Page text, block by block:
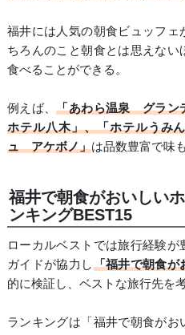
福井には人気の朝食ビュッフェ
ちろんのこと朝食とは思えな
食べることができる。
例えば、「あわら温泉 グラン
ホテル八木」、「ホテルうみ
ュ アケボノ」は品数豊富で味
福井で朝食がおいしい
ンキングBEST15
ローカルベストでは旅行経験
ガイドが協力し「福井で朝食が
的に検証し、ベストな旅行先を
ランキングは「福井で朝食が